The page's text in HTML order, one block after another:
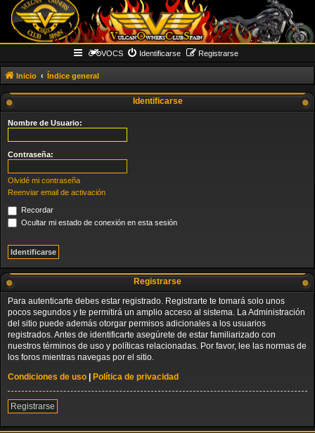
VOCS Identificarse Registrarse
Inicio Índice general
Identificarse
Nombre de Usuario:
Contraseña:
Olvidé mi contraseña
Reenviar email de activación
Recordar
Ocultar mi estado de conexión en esta sesión
Registrarse
Para autenticarte debes estar registrado. Registrarte te tomará solo unos
pocos segundos y te permitirá un amplio acceso al sistema. La Administración
del sitio puede además otorgar permisos adicionales a los usuarios
registrados. Antes de identificarte asegúrete de estar familiarizado con
nuestros términos de uso y políticas relacionadas. Por favor, lee las normas de
los foros mientras navegas por el sitio.
Condiciones de uso
Política de privacidad
Registrarse